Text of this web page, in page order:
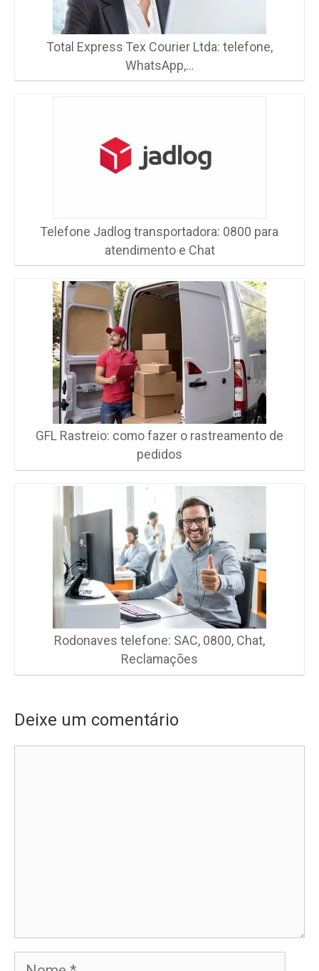
Total Express Tex Courier Ltda: telefone,
WhatsApp,…
Telefone Jadlog transportadora: 0800 para
atendimento e Chat
GFL Rastreio: como fazer o rastreamento de
pedidos
Rodonaves telefone: SAC, 0800, Chat,
Reclamações
Deixe um comentário
Nome